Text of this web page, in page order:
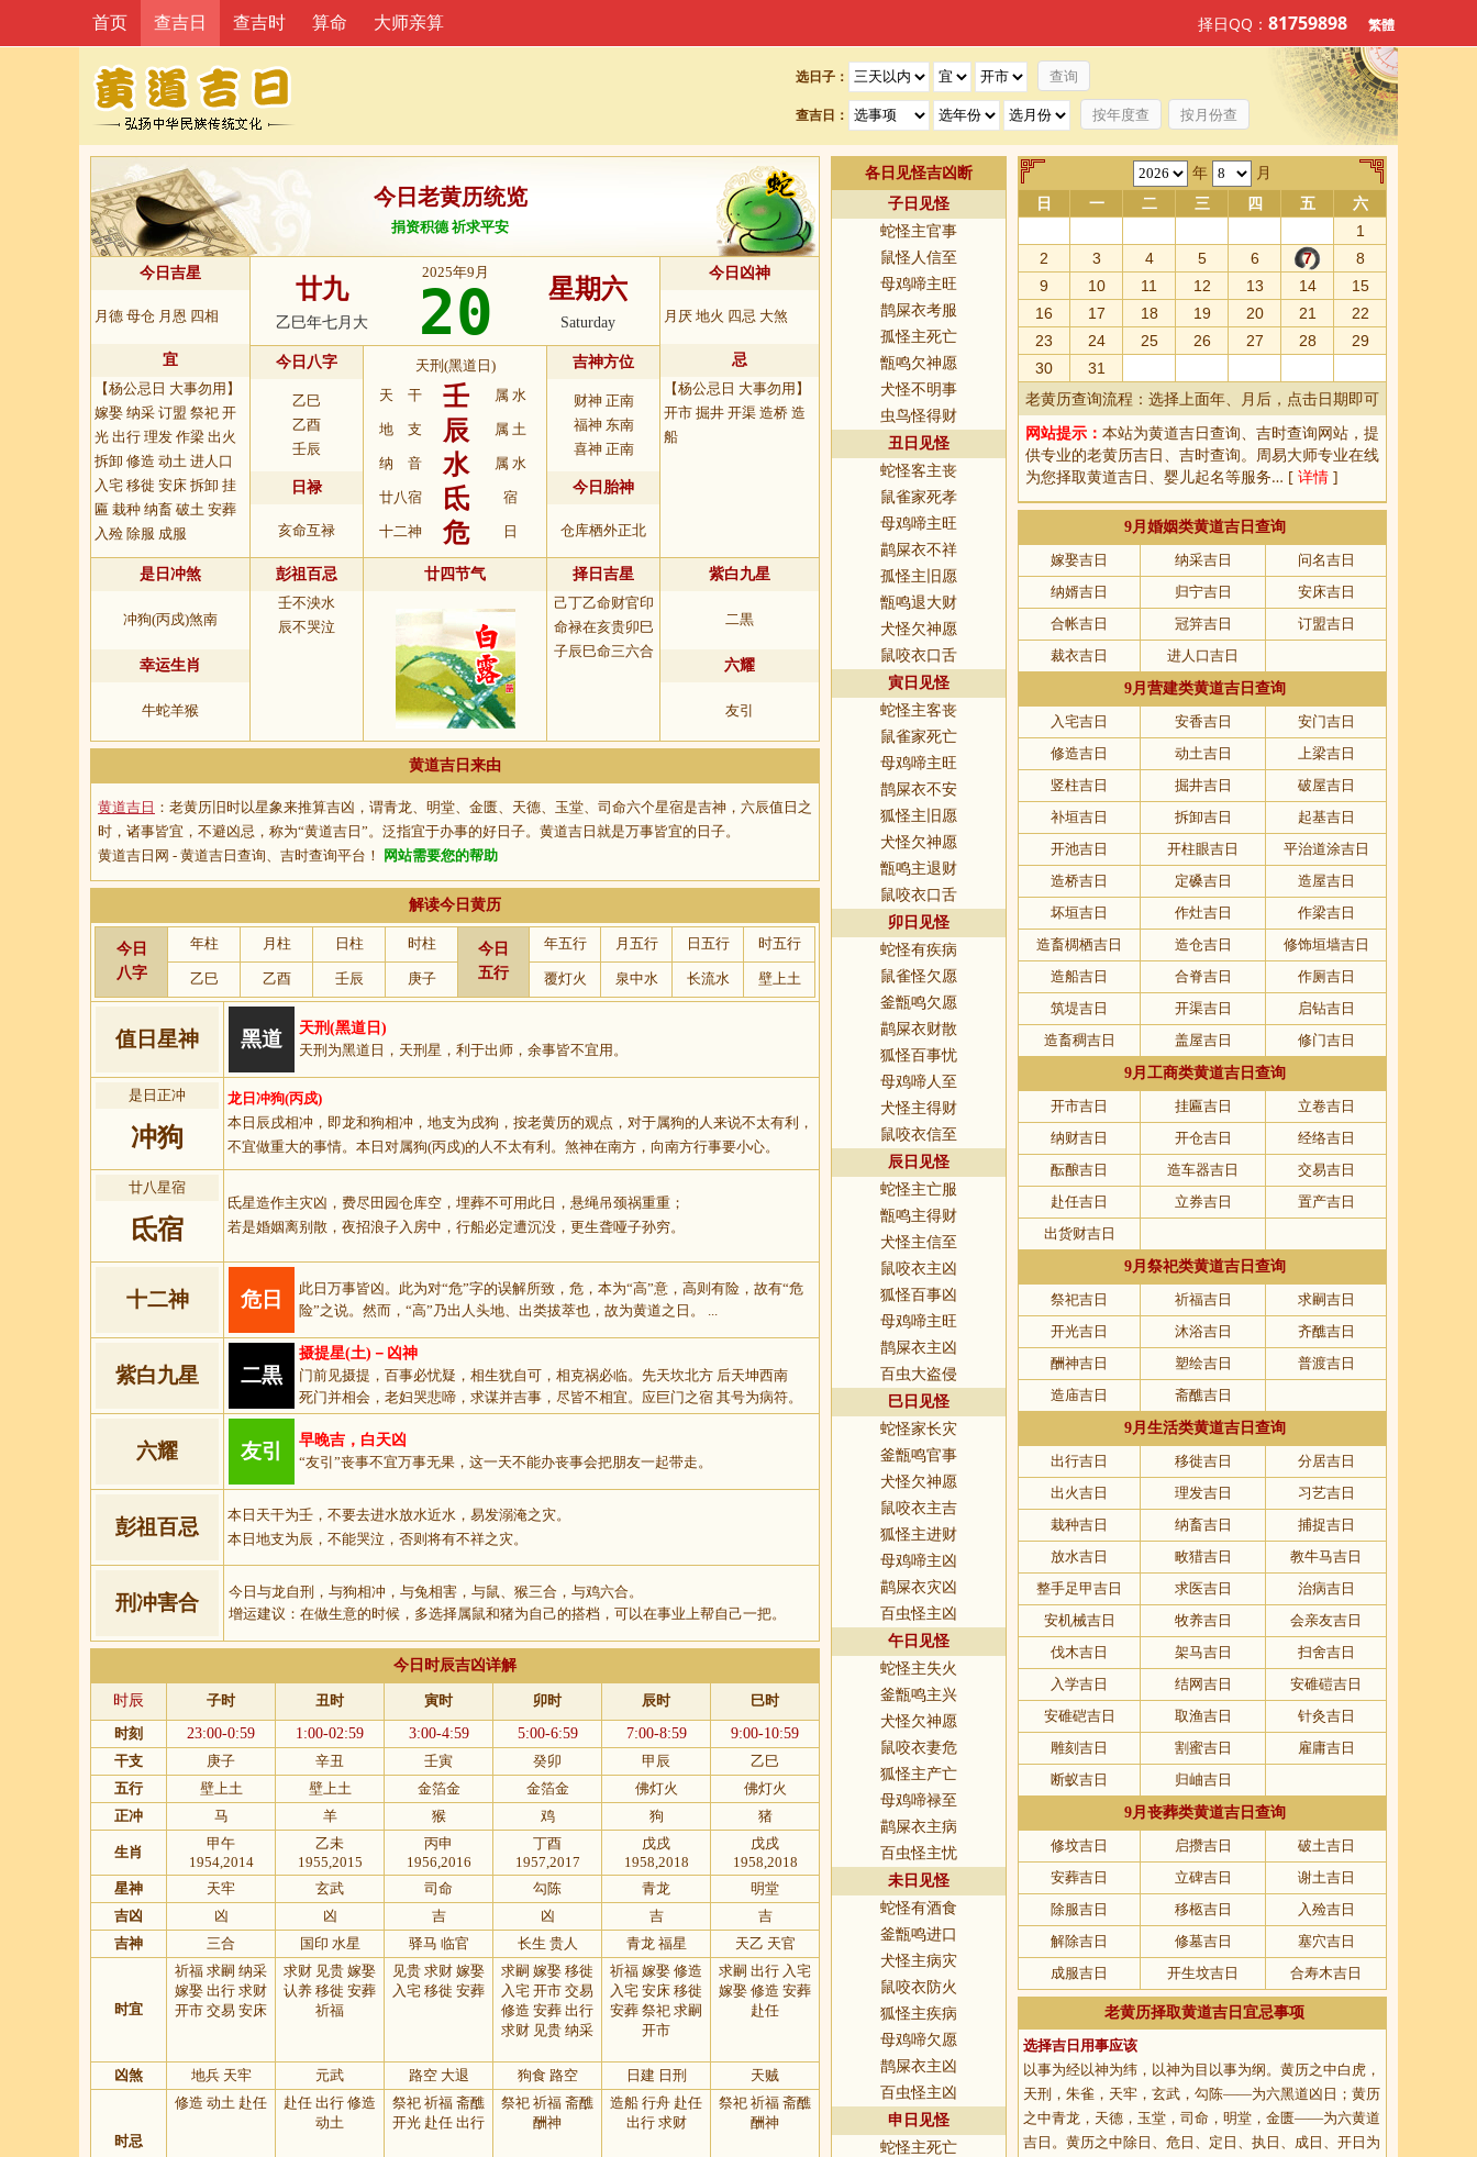
选日子：
查吉日： 按年度查 按月份查
首页 查吉日 查吉时 算命 大师亲算 择日QQ： 81759898 繁體
今日老黄历统览
捐资积德 祈求平安
今日吉星
月德 母仓 月恩 四相
宜
【杨公忌日 大事勿用】
嫁娶 纳采 订盟 祭祀 开
光 出行 理发 作梁 出火
拆卸 修造 动土 进人口
入宅 移徙 安床 拆卸 挂
匾 栽种 纳畜 破土 安葬
入殓 除服 成服
廿九
乙巳年七月大
2025年9月
20 星期六
Saturday
今日凶神
月厌 地火 四忌 大煞
忌
【杨公忌日 大事勿用】
开市 掘井 开渠 造桥 造
船
今日八字
乙巳
乙酉
壬辰
日禄
亥命互禄
天刑(黑道日)
天 干
壬 属 水
地 支 辰 属 土
纳 音 水 属 水
廿八宿 氐 宿
十二神 危 日
吉神方位
财神 正南
福神 东南
喜神 正南
今日胎神
仓库栖外正北
是日冲煞
冲狗(丙戍)煞南
幸运生肖
牛蛇羊猴
彭祖百忌
壬不泱水
辰不哭泣
廿四节气
择日吉星
己丁乙命财官印
命禄在亥贵卯巳
子辰巳命三六合
紫白九星
二黒
六耀
友引
黄道吉日来由
黄道吉日 ：老黄历旧时以星象来推算吉凶，谓青龙、明堂、金匮、天德、玉堂、司命六个星宿是吉神，六辰值日之
时，诸事皆宜，不避凶忌，称为“黄道吉日 ”。泛指宜于办事的好日子。黄道吉日就是万事皆宜的日子。
黄道吉日网 - 黄道吉日查询、吉时查询平台！
网站需要您的帮助
解读今日黄历
今日
八字
年柱 月柱 日柱 时柱
今日
五行
年五行 月五行 日五行 时五行
乙巳 乙酉 壬辰 庚子 覆灯火 泉中水 长流水 壁上土
值日星神 黑道
天刑(黑道日)
天刑为黑道日，天刑星，利于出师，余事皆不宜用。
是日正冲
冲狗
龙日冲狗(丙戍)
本日辰戌相冲，即龙和狗相冲，地支为戌狗，按老黄历的观点，对于属狗的人来说不太有利，
不宜做重大的事情。本日对属狗(丙戍)的人不太有利。煞神在南方，向南方行事要小心。
廿八星宿
氐宿
氐星造作主灾凶，费尽田园仓库空，埋葬不可用此日，悬绳吊颈祸重重；
若是婚姻离别散，夜招浪子入房中，行船必定遭沉没，更生聋哑子孙穷。
十二神 危日
此日万事皆凶。此为对“危”字的误解所致，危，本为“高”意，高则有险，故有“危
险”之说。然而，“高”乃出人头地、出类拔萃也，故为黄道之日。 ...
紫白九星 二黒
摄提星(土)－凶神
门前见摄提，百事必忧疑，相生犹自可，相克祸必临。先天坎北方 后天坤西南
死门并相会，老妇哭悲啼，求谋并吉事，尽皆不相宜。应巨门之宿 其号为病符。
六耀 友引
早晚吉，白天凶
“友引”丧事不宜万事无果，这一天不能办丧事会把朋友一起带走。
彭祖百忌
本日天干为壬，不要去进水放水近水，易发溺淹之灾。
本日地支为辰，不能哭泣，否则将有不祥之灾。
刑冲害合
今日与龙自刑，与狗相冲，与兔相害，与鼠、猴三合，与鸡六合。
增运建议：在做生意的时候，多选择属鼠和猪为自己的搭档，可以在事业上帮自己一把。
今日时辰吉凶详解
时辰 子时 丑时 寅时 卯时 辰时
巳时
时刻
23:00-0:59 1:00-02:59 3:00-4:59 5:00-6:59 7:00-8:59
9:00-10:59
干支
庚子 辛丑 壬寅 癸卯 甲辰
乙巳
五行
壁上土 壁上土 金箔金 金箔金 佛灯火
佛灯火
正冲
马 羊 猴 鸡 狗 猪
生肖
甲午
1954,2014
乙未
1955,2015
丙申
1956,2016
丁酉
1957,2017
戊戌
1958,2018
戊戌
1958,2018
星神
天牢 玄武 司命 勾陈 青龙
明堂
吉凶
凶 凶 吉 凶 吉
吉
吉神
三合 国印 水星 驿马 临官 长生 贵人 青龙 福星 天乙 天官
时宜
祈福 求嗣 纳采
嫁娶 出行 求财
开市 交易 安床
求财 见贵 嫁娶
认养 移徙 安葬
祈福
见贵 求财 嫁娶
入宅 移徙 安葬
求嗣 嫁娶 移徙
入宅 开市 交易
修造 安葬 出行
求财 见贵 纳采
祈福 嫁娶 修造
入宅 安床 移徙
安葬 祭祀 求嗣
开市
求嗣 出行 入宅
嫁娶 修造 安葬
赴任
凶煞 地兵 天牢 元武 路空 大退 狗食 路空 日建 日刑 天贼
时忌
修造 动土 赴任
赴任 出行 修造
动土
祭祀 祈福 斋醮
开光 赴任 出行
祭祀 祈福 斋醮
酬神
造船 行舟 赴任
出行 求财
祭祀 祈福 斋醮
酬神
各日见怪吉凶断
子日见怪
蛇怪主官事
鼠怪人信至
母鸡啼主旺
鹊屎衣考服
孤怪主死亡
甑鸣欠神愿
犬怪不明事
虫鸟怪得财
丑日见怪
蛇怪客主丧
鼠雀家死孝
母鸡啼主旺
鹋屎衣不祥
孤怪主旧愿
甑鸣退大财
犬怪欠神愿
鼠咬衣口舌
寅日见怪
蛇怪主客丧
鼠雀家死亡
母鸡啼主旺
鹊屎衣不安
狐怪主旧愿
犬怪欠神愿
甑鸣主退财
鼠咬衣口舌
卯日见怪
蛇怪有疾病
鼠雀怪欠愿
釜甑鸣欠愿
鹋屎衣财散
狐怪百事忧
母鸡啼人至
犬怪主得财
鼠咬衣信至
辰日见怪
蛇怪主亡服
甑鸣主得财
犬怪主信至
鼠咬衣主凶
狐怪百事凶
母鸡啼主旺
鹊屎衣主凶
百虫大盗侵
巳日见怪
蛇怪家长灾
釜甑鸣官事
犬怪欠神愿
鼠咬衣主吉
狐怪主进财
母鸡啼主凶
鹋屎衣灾凶
百虫怪主凶
午日见怪
蛇怪主失火
釜甑鸣主兴
犬怪欠神愿
鼠咬衣妻危
狐怪主产亡
母鸡啼禄至
鹋屎衣主病
百虫怪主忧
未日见怪
蛇怪有酒食
釜甑鸣进口
犬怪主病灾
鼠咬衣防火
狐怪主疾病
母鸡啼欠愿
鹊屎衣主凶
百虫怪主凶
申日见怪
蛇怪主死亡
年 月
日 一 二 三 四 五
六
1
2
3 4 5 6 7
8
9
10 11 12 13 14
15
16
17 18 19 20 21
22
23
24 25 26 27 28
29
30
31
老黄历查询流程：选择上面年、月后，点击日期即可
网站提示： 本站为黄道吉日查询、 吉时查询网站，提
供专业的老黄历吉日、吉时查询。周易大师专业在线
为您择取黄道吉日、婴儿起名等服务… [ 详情 ]
9月婚姻类黄道吉日查询
嫁娶吉日
纳采吉日
问名吉日
纳婿吉日
归宁吉日
安床吉日
合帐吉日
冠笄吉日
订盟吉日
裁衣吉日
进人口吉日
9月营建类黄道吉日查询
入宅吉日
安香吉日
安门吉日
修造吉日
动土吉日
上梁吉日
竖柱吉日
掘井吉日
破屋吉日
补垣吉日
拆卸吉日
起基吉日
开池吉日
开柱眼吉日
平治道涂吉日
造桥吉日
定磉吉日
造屋吉日
坏垣吉日
作灶吉日
作梁吉日
造畜椆栖吉日
造仓吉日
修饰垣墙吉日
造船吉日
合脊吉日
作厕吉日
筑堤吉日
开渠吉日
启钻吉日
造畜稠吉日
盖屋吉日
修门吉日
9月工商类黄道吉日查询
开市吉日
挂匾吉日
立卷吉日
纳财吉日
开仓吉日
经络吉日
酝酿吉日
造车器吉日
交易吉日
赴任吉日
立券吉日
置产吉日
出货财吉日
9月祭祀类黄道吉日查询
祭祀吉日
祈福吉日
求嗣吉日
开光吉日
沐浴吉日
齐醮吉日
酬神吉日
塑绘吉日
普渡吉日
造庙吉日
斋醮吉日
9月生活类黄道吉日查询
出行吉日
移徙吉日
分居吉日
出火吉日
理发吉日
习艺吉日
栽种吉日
纳畜吉日
捕捉吉日
放水吉日
畋猎吉日
教牛马吉日
整手足甲吉日
求医吉日
治病吉日
安机械吉日
牧养吉日
会亲友吉日
伐木吉日
架马吉日
扫舍吉日
入学吉日
结网吉日
安碓磑吉日
安碓硙吉日
取渔吉日
针灸吉日
雕刻吉日
割蜜吉日
雇庸吉日
断蚁吉日
归岫吉日
9月丧葬类黄道吉日查询
修坟吉日
启攒吉日
破土吉日
安葬吉日
立碑吉日
谢土吉日
除服吉日
移柩吉日
入殓吉日
解除吉日
修墓吉日
塞穴吉日
成服吉日
开生坟吉日 合寿木吉日
老黄历择取黄道吉日宜忌事项
选择吉日用事应该
以事为经以神为纬，以神为目以事为纲。黄历之中白虎，
天刑，朱雀，天牢，玄武，勾陈——为六黑道凶日；黄历
之中青龙，天德，玉堂，司命，明堂，金匮——为六黄道
吉日。黄历之中除日、危日、定日、执日、成日、开日为